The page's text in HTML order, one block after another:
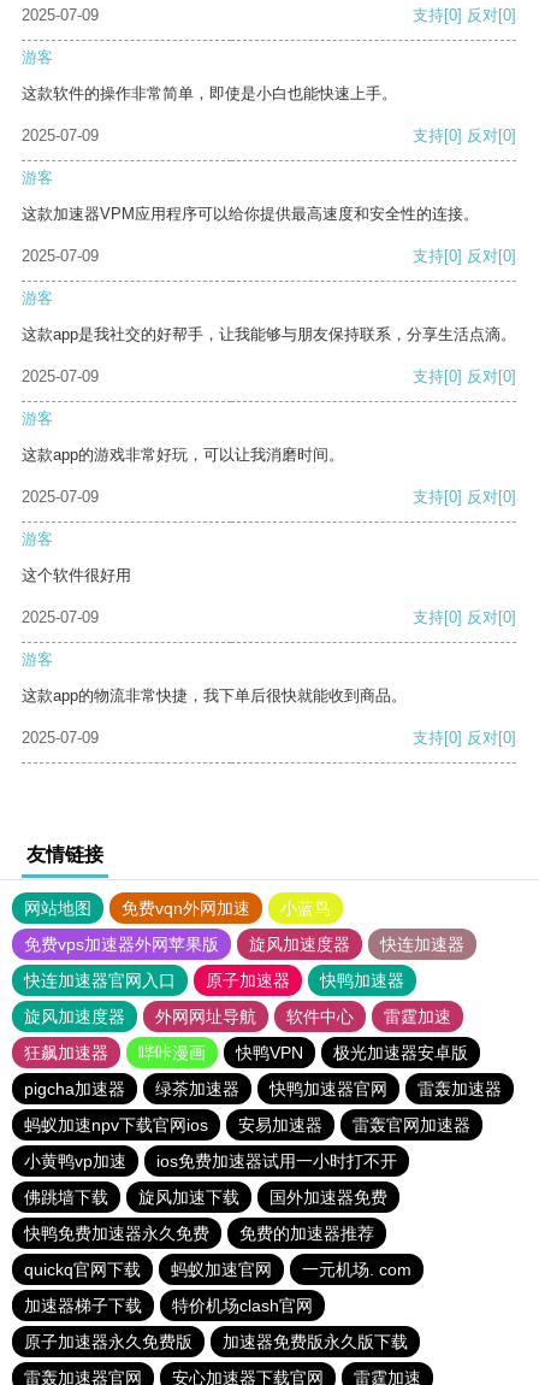
2025-07-09 支持[0] 反对[0]
游客
这款软件的操作非常简单，即使是小白也能快速上手。
2025-07-09 支持[0] 反对[0]
游客
这款加速器VPM应用程序可以给你提供最高速度和安全性的连接。
2025-07-09 支持[0] 反对[0]
游客
这款app是我社交的好帮手，让我能够与朋友保持联系，分享生活点滴。
2025-07-09 支持[0] 反对[0]
游客
这款app的游戏非常好玩，可以让我消磨时间。
2025-07-09 支持[0] 反对[0]
游客
这个软件很好用
2025-07-09 支持[0] 反对[0]
游客
这款app的物流非常快捷，我下单后很快就能收到商品。
2025-07-09 支持[0] 反对[0]
友情链接
网站地图 免费vqn外网加速
小蓝鸟
免费vps加速器外网苹果版
旋风加速度器
快连加速器
快连加速器官网入口
原子加速器
快鸭加速器
旋风加速度器
外网网址导航 软件中心
雷霆加速
狂飙加速器
哔咔漫画 快鸭VPN
极光加速器安卓版
pigcha加速器
绿茶加速器 快鸭加速器官网
雷轰加速器
蚂蚁加速npv下载官网ios
安易加速器
雷轰官网加速器
小黄鸭vp加速
ios免费加速器试用一小时打不开
佛跳墙下载
旋风加速下载
国外加速器免费
快鸭免费加速器永久免费
免费的加速器推荐
quickq官网下载
蚂蚁加速官网
一元机场. com
加速器梯子下载
特价机场clash官网
原子加速器永久免费版
加速器免费版永久版下载
雷轰加速器官网
安心加速器下载官网 雷霆加速